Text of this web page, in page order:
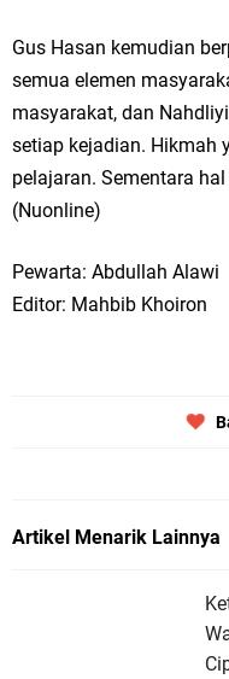
Gus Hasan kemudian
semua elemen
masyarakat, dan
setiap kejadian. Hikmah
pelajaran. Sementara
(Nuonline)
Pewarta: Abdullah Alawi
Editor: Mahbib Khoiron
Artikel Menarik Lainnya